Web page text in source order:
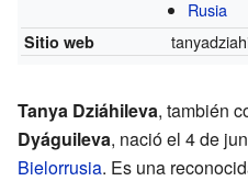
Rusia
Sitio web
Tanya Dziáhileva, también
Dyáguileva, nació el 4 de
Bielorrusia. Es una